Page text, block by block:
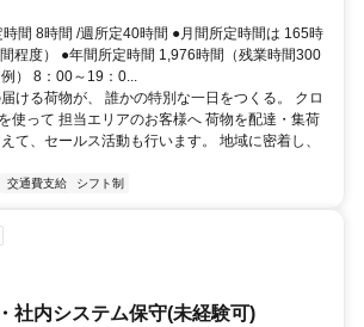
間 8時間 /週所定40時間 ●月間所定時間は 165時
程度） ●年間所定時間 1,976時間（残業時間300
） 8：00～19：0...
ける荷物が、 誰かの特別な一日をつくる。 クロ
使って 担当エリアのお客様へ 荷物を配達・集荷
て、セールス活動も行います。 地域に密着し、
交通費支給 シフト制
社内システム保守(未経験可)